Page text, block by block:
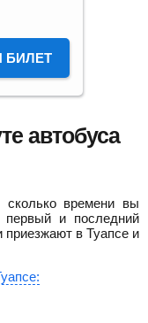
БИЛЕТ
автобуса
времени вы
первый и последний
приезжают в Туапсе и